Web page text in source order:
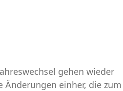
gehen wieder
Änderungen einher, die zum